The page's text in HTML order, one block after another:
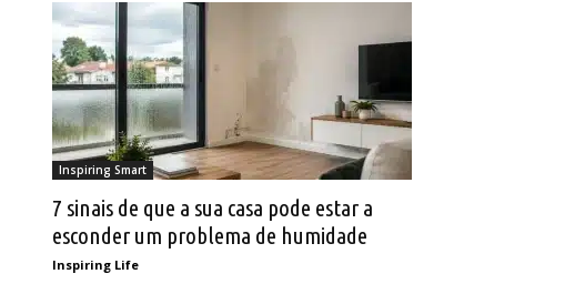
Inspiring Smart
7 sinais de que a sua casa pode estar a
esconder um problema de humidade
Inspiring Life